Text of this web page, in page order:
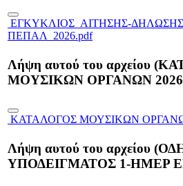
ΕΓΚΥΚΛΙΟΣ_ΑΙΤΗΣΗΣ-
ΠΕΠΑΛ_2026.pdf
Λήψη αυτού του αρχείου
ΜΟΥΣΙΚΩΝ ΟΡΓΑΝΩΝ
ΚΑΤΑΛΟΓΟΣ ΜΟΥΣΙΚΩΝ
Λήψη αυτού του αρχείου
ΥΠΟΔΕΙΓΜΑΤΟΣ 1-ΗΜΕΡ